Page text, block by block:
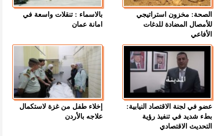
الصحة: مخزون استراتيجي
للأمصال المضادة للدغات
الأفاعي
بالاسماء : تنقلات واسعة في
امانة عمان
عضو في لجنة الاقتصاد النيابية:
بطء شديد في تنفيذ رؤية
التحديث الاقتصادي
إخلاء طفل من غزة لاستكمال
علاجه بالأردن